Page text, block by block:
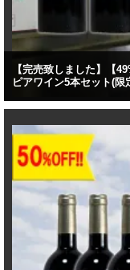
【完売致しました】【
ピアワイン5本セット(限